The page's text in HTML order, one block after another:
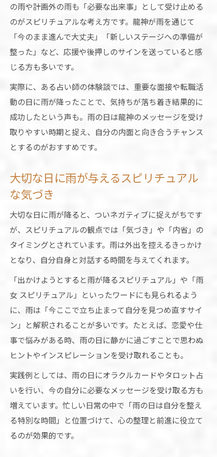
の雨や計画外の雨も「必要な出来事」として受け止める
のがスピリチュアルな考え方です。龍神が雨を通じて
「今のまま進んで大丈夫」「新しいステージへの準備が
整った」など、応援や後押しのサインを送っていると感
じる方も多いです。
実際に、ある占い師の体験談では、重要な面接や転職活
動の日に雨が降ったことで、気持ちが落ち着き結果的に
成功したという声も。雨の日は龍神のメッセージを受け
取りやすい時期と捉え、自分の内面と向き合うチャンス
とするのがおすすめです。
大切な日に雨が与えるスピリチュアル
な気づき
大切な日に雨が降ると、ついネガティブに捉えがちです
が、スピリチュアルの観点では「気づき」や「内省」の
タイミングとされています。雨は外出を控えるきっかけ
となり、自分自身と対話する時間を与えてくれます。
「出かけようとすると雨が降るスピリチュアル」や「雨
女 スピリチュアル」といったワードにも見られるよう
に、雨は「今ここで立ち止まって自分を見つめ直すサイ
ン」と解釈されることが多いです。たとえば、恋愛や仕
事で悩みがある時、雨の日に静かに過ごすことで思わぬ
ヒントやインスピレーションを受け取れることも。
実践例としては、雨の日にオラクルカードやタロット占
いを行い、今の自分に必要なメッセージを受け取る方も
増えています。忙しい日常の中で「雨の日は自分を整え
る特別な時間」と位置づけて、心の整理と前進に役立て
るのが効果的です。